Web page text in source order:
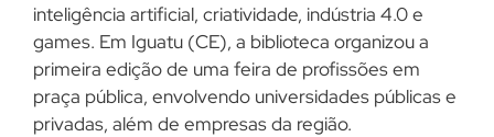
inteligência artificial, criatividade, indústria 4.0 e
games. Em Iguatu (CE), a biblioteca organizou a
primeira edição de uma feira de profissões em
praça pública, envolvendo universidades públicas e
privadas, além de empresas da região.